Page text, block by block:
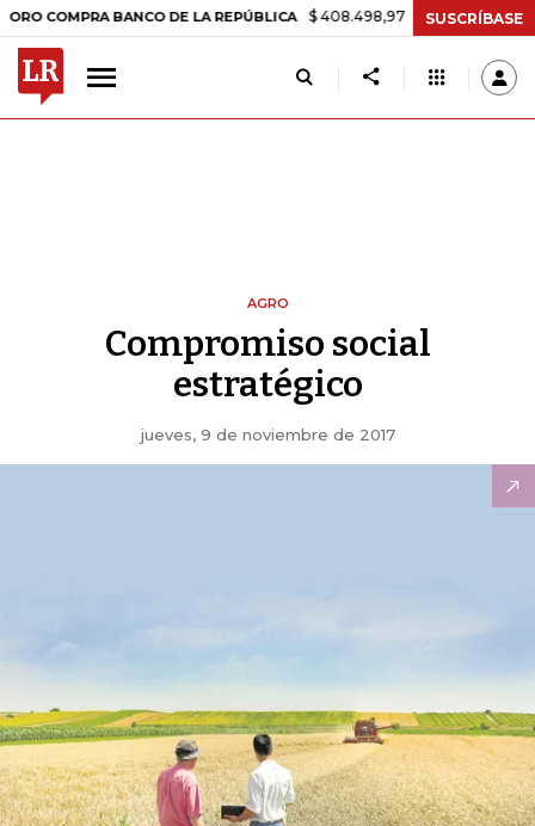
BANCO DE LA REPÚBLICA $ 408.498,97 +$ 8.753,81 +2,19%
SUSCRÍBASE
AGRO
Compromiso social
estratégico
jueves, 9 de noviembre de 2017